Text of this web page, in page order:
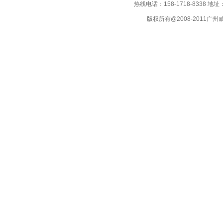
热线电话：158-1718-8338 地址
版权所有@2008-2011广州